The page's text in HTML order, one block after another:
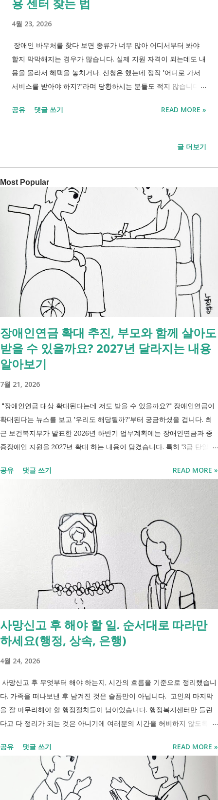
용 센터 찾는 법
4월 23, 2026
장애인 바우처를 찾다 보면 종류가 너무 많아 어디서부터 봐야
할지 막막해지는 경우가 많습니다. 실제 지원 자격이 되는데도 내
용을 몰라서 혜택을 놓치거나, 신청은 했는데 정작 '어디로 가서
서비스를 받아야 하지?"라며 당황하시는 분들도 적지 않습니다.
께 정리해 바로 행동할 수 있도록 정리했습니다. 2026 장애인 바
업이란?(쉽게 이해하기) 복지 혜택이라고 하면 보통 '현금'을 떠올
리기 쉽지만, 바우처는 조금 다릅니다. 쉽게 말해 정부가 현금 대
신 '특정 서비스를 이용할 수 있는 포인트'를 카드에 담아주는 방
식입니다. 필요한 서비스를 이용할 수 있도록 제공되는 이용권입
니다. 쉽게 말해 정부가 지원하는 '복지 전용 기프트카드'라고 이
해하시면 됩니다. [바우처 카드 신청 및 이용 방법] 단계 내용 신
청 주민센터 또는 복지로 선정 대상자 선정 및 통보 준비 국민행
복카드 발급 이용 제공기관 선택 후 서비스 이용 모든 바우처는
'국민행복카드' 로 지급되며 카드 하나로 여러 바우처 서비스 이
용이 가능합니다. 신청 후 카드가 발급되면 승인받은 서비스에 맞
춰 이용할 기관을 선택하여 사용할 수 있습니다. 바우처와 관련된
기관 찾기, 이용내역, 잔여포인트 등을 이용하실 때는 '사회서비
스 전자바우처'(www.soc...
공유 댓글 쓰기 READ MORE »
글 더보기
Most Popular
장애인연금 확대 추진, 부모와 함께 살아도
받을 수 있을까요? 2027년 달라지는 내용
알아보기
7월 21, 2026
"장애인연금 대상 확대된다는데 저도 받을 수 있을까요?" 장애인연금이
확대된다는 뉴스를 보고 '우리도 해당될까?'부터 궁금하셨을 겁니다. 최
근 보건복지부가 발표한 2026년 하반기 업무계획에는 장애인연금과 중
증장애인 지원을 2027년 확대 하는 내용이 담겼습니다. 특히 '3급 단일장
포함되면서 많은 분들이 관심을 갖고 있습니다. 이번 글에서는 장애인과
니다. 장애인연금과 생계급여 등 복지 지원 상담을 진행하는 모습 7월 16
일 발표된 보건복지부 업무계획에 담긴 내용은 무엇인가요? 2027년 보건
복지부의 업무계획에 담긴 장애인관련은 어떤 내용이 있는지 살펴보겠습
니다. 정부 업무계획 내용 추진 시기 3급 단일장애까지 장애인연금 지급
2027년 중증장애인 생계급여 부양의무자 기준 폐지 2027년 하반기 활동
지원서비스 65세 이후 선택권 보장 2027년 7월 최중증 발달장애인 24시
간 긴급돌봄 확대 확대 추진 장애인 공공일자리 지속 확대 계속 추진 ※
업무계획에 담긴 내용으로, 법 개정과 예산 반영 등을 거쳐 시행될 예정
입니다. 부모와 함께 살아도 장애인연금을 받을 수 있을까요? 이번 보건
복지부 업무계획이 발표된 뒤 많은 분들이 질문하셨습니다. "부모와 같이
요?" 결론부터 말씀드리면 부모와 함께 거주한다는 이유만으로 장애인연
금을 받을 수 없는 것은 아닙니다. 많은 분들이 이번 업무계획에 포함된
'중증장애인 생계급여 부양의무자 기준 폐지' 와 장애인연금 을 같은 제도
로 생각하기 쉽지만, 두 제도는 지급 기준이 서로 다릅니다. 구분 장애인
연금 생계급여 목적 장애로 인한 ...
공유 댓글 쓰기 READ MORE »
사망신고 후 해야 할 일. 순서대로 따라만
하세요(행정, 상속, 은행)
4월 24, 2026
사망신고 후 무엇부터 해야 하는지, 시간의 흐름을 기준으로 정리했습니
다. 가족을 떠나보낸 후 남겨진 것은 슬픔만이 아닙니다. 고인의 마지막
을 잘 마무리해야 할 행정절차들이 남아있습니다. 행정복지센터만 들린
다고 다 정리가 되는 것은 아니기에 여러분의 시간을 허비하지 않도록 정
처리까지 이 흐름만 따라가시면 됩니다. 장례 후 행정 절차 타임라인 장
례식 이후의 정리 절차. 시간 흐름별 정리 사망신고하면서 원스톱으로 모
두 처리 가능한가요? 아닙니다. 안심상속 원스톱서비스를 들어보셨을 겁
니다. 이 서비스는 여러 기관에 흩어진 정보를 조회해주는 서비스일 뿐,
공유 댓글 쓰기 READ MORE »